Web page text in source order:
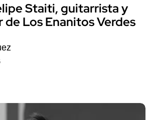
Staiti, guitarrista y
Los Enanitos Verdes